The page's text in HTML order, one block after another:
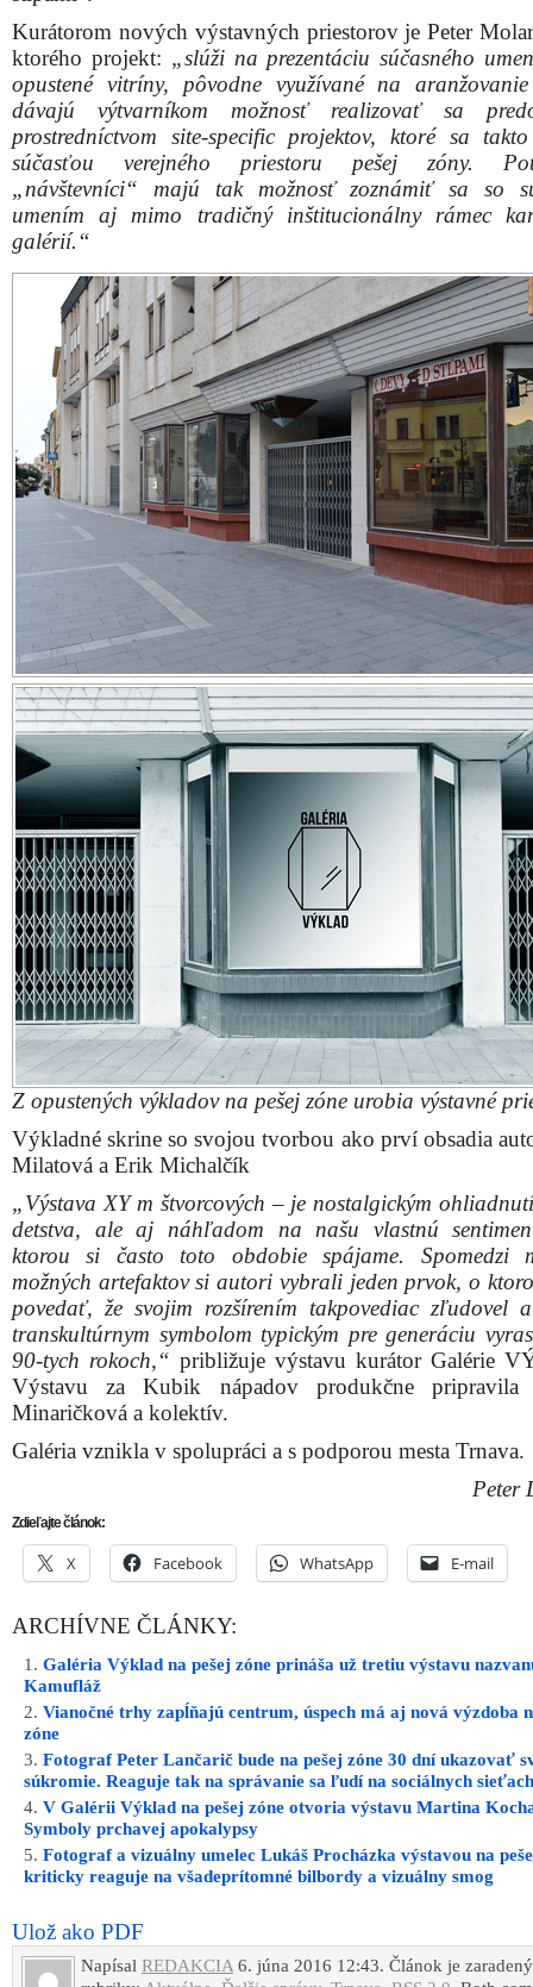
Kurátorom nových výstavných priestorov je Peter
ktorého projekt: „slúži na prezentáciu súčasného
opustené vitríny, pôvodne využívané na
dávajú výtvarníkom možnosť realizovať sa
prostredníctvom site-specific projektov, ktoré sa
súčasťou verejného priestoru pešej zóny.
„návštevníci“ majú tak možnosť zoznámiť sa so
umením aj mimo tradičný inštitucionálny rámec
galérií.“
Z opustených výkladov na pešej zóne urobia výstavné
Výkladné skrine so svojou tvorbou ako prví obsadia
Milatová a Erik Michalčík
„Výstava XY m štvorcových – je nostalgickým
detstva, ale aj náhľadom na našu vlastnú
ktorou si často toto obdobie spájame. Spomedzi
možných artefaktov si autori vybrali jeden prvok, o
povedať, že svojim rozšírením takpovediac zľudovel
transkultúrnym symbolom typickým pre generáciu
90-tych rokoch,“ približuje výstavu kurátor Galérie
Výstavu za Kubik nápadov produkčne pripravila
Minaričková a kolektív.
Galéria vznikla v spolupráci a s podporou mesta Trnava.
Peter
Zdieľajte článok:
X Facebook WhatsApp E-mail
ARCHÍVNE ČLÁNKY:
Galéria Výklad na pešej zóne prináša už tretiu výstavu
Kamufláž
Vianočné trhy zapĺňajú centrum, úspech má aj nová výzdoba
zóne
Fotograf Peter Lančarič bude na pešej zóne 30 dní ukazovať
súkromie. Reaguje tak na správanie sa ľudí na sociálnych sieťach
V Galérii Výklad na pešej zóne otvoria výstavu Martina
Symboly prchavej apokalypsy
Fotograf a vizuálny umelec Lukáš Procházka výstavou na
kriticky reaguje na všadeprítomné bilbordy a vizuálny smog
Ulož ako PDF
Napísal REDAKCIA6. júna 2016 12:43. Článok je